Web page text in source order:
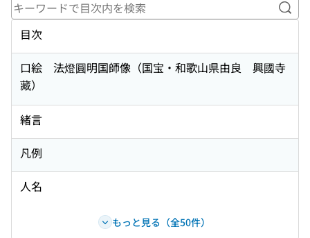
キ
目次
口絵 法燈圓明国師像（国宝・和歌山県由良 興國寺
藏）
緒言
凡例
人名
もっと見る（全50件）